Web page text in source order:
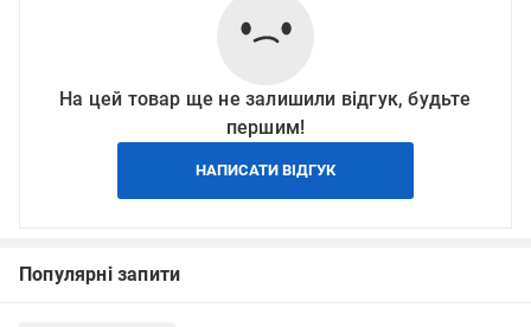
На цей товар ще не залишили відгук, будьте
першим!
НАПИСАТИ ВІДГУК
Популярні запити